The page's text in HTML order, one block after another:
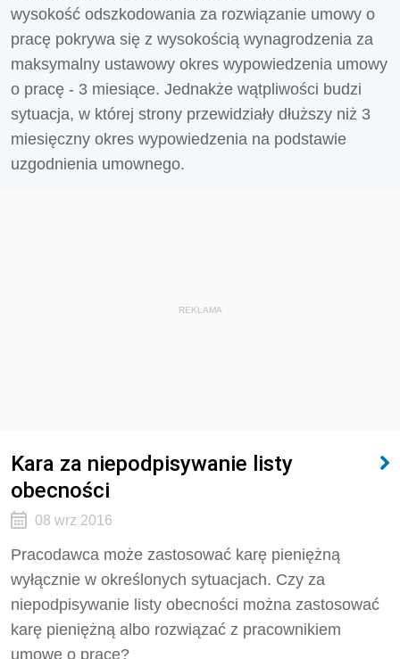
wysokość odszkodowania za rozwiązanie umowy o
pracę pokrywa się z wysokością wynagrodzenia za
maksymalny ustawowy okres wypowiedzenia umowy
o pracę - 3 miesiące. Jednakże wątpliwości budzi
sytuacja, w której strony przewidziały dłuższy niż 3
miesięczny okres wypowiedzenia na podstawie
uzgodnienia umownego.
REKLAMA
Kara za niepodpisywanie listy
obecności
08 wrz 2016
Pracodawca może zastosować karę pieniężną
wyłącznie w określonych sytuacjach. Czy za
niepodpisywanie listy obecności można zastosować
karę pieniężną albo rozwiązać z pracownikiem
umowę o pracę?